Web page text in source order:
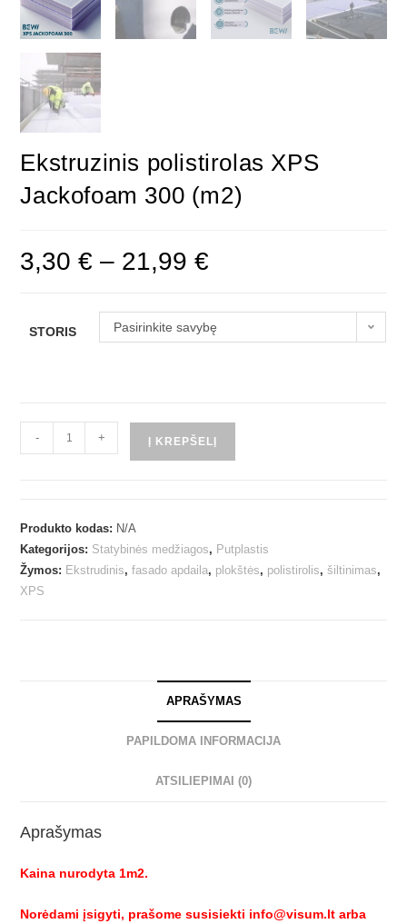
Ekstruzinis polistirolas XPS
Jackofoam 300 (m2)
3,30€ – 21,99€
STORIS Pasirinkite savybę
- + Į KREPŠELĮ
Produkto kodas: N/A
Kategorijos: Statybinės medžiagos, Putplastis
Žymos: Ekstrudinis,fasado apdaila, plokštės, polistirolis,šiltinimas,
XPS
APRAŠYMAS
PAPILDOMA INFORMACIJA
ATSILIEPIMAI (0)
Aprašymas
Kaina nurodyta 1m2.
Norėdami įsigyti, prašome susisiekti info@visum.lt arba